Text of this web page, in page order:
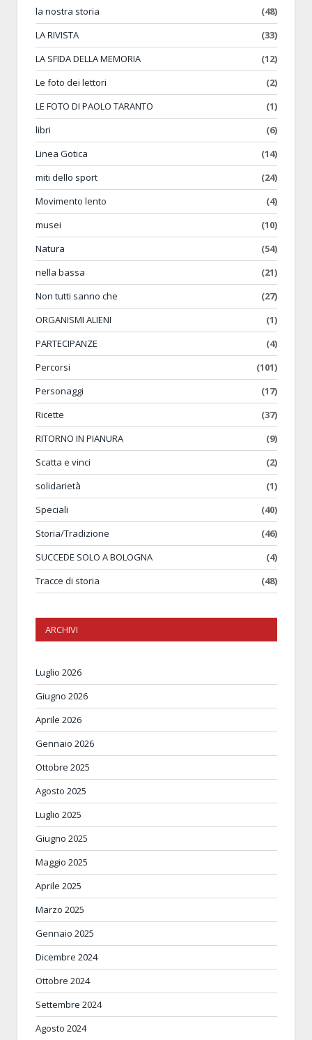
la nostra storia
(48)
LA RIVISTA
(33)
LA SFIDA DELLA MEMORIA
(12)
Le foto dei lettori
(2)
LE FOTO DI PAOLO TARANTO
(1)
libri
(6)
Linea Gotica
(14)
miti dello sport
(24)
Movimento lento
(4)
musei
(10)
Natura
(54)
nella bassa
(21)
Non tutti sanno che
(27)
ORGANISMI ALIENI
(1)
PARTECIPANZE
(4)
Percorsi
(101)
Personaggi
(17)
Ricette
(37)
RITORNO IN PIANURA
(9)
Scatta e vinci
(2)
solidarietà
(1)
Speciali
(40)
Storia/Tradizione
(46)
SUCCEDE SOLO A BOLOGNA
(4)
Tracce di storia
(48)
ARCHIVI
Luglio 2026
Giugno 2026
Aprile 2026
Gennaio 2026
Ottobre 2025
Agosto 2025
Luglio 2025
Giugno 2025
Maggio 2025
Aprile 2025
Marzo 2025
Gennaio 2025
Dicembre 2024
Ottobre 2024
Settembre 2024
Agosto 2024